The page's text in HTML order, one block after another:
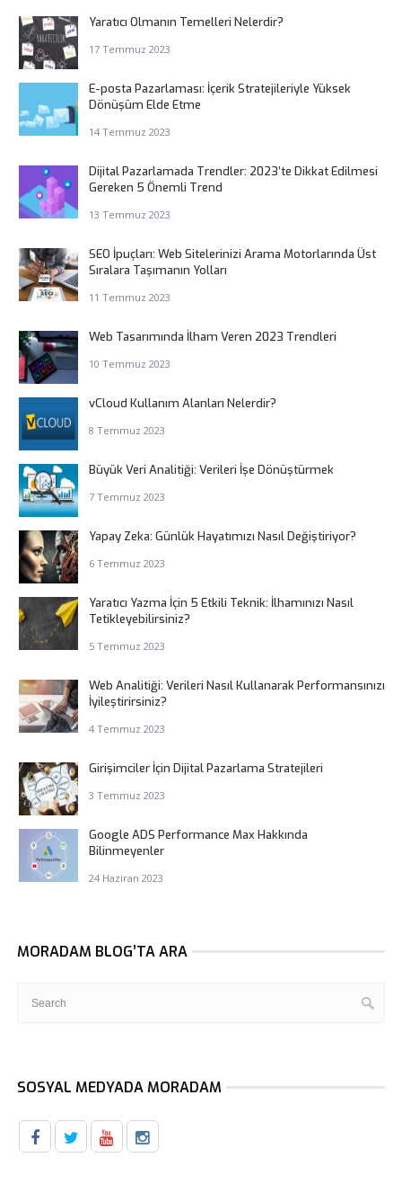
Yaratıcı Olmanın Temelleri Nelerdir?
17 Temmuz 2023
E-posta Pazarlaması: İçerik Stratejileriyle Yüksek
Dönüşüm Elde Etme
14 Temmuz 2023
Dijital Pazarlamada Trendler: 2023’te Dikkat Edilmesi
Gereken 5 Önemli Trend
13 Temmuz 2023
SEO İpuçları: Web Sitelerinizi Arama Motorlarında Üst
Sıralara Taşımanın Yolları
11 Temmuz 2023
Web Tasarımında İlham Veren 2023 Trendleri
10 Temmuz 2023
vCloud Kullanım Alanları Nelerdir?
8 Temmuz 2023
Büyük Veri Analitiği: Verileri İşe Dönüştürmek
7 Temmuz 2023
Yapay Zeka: Günlük Hayatımızı Nasıl Değiştiriyor?
6 Temmuz 2023
Yaratıcı Yazma İçin 5 Etkili Teknik: İlhamınızı Nasıl
Tetikleyebilirsiniz?
5 Temmuz 2023
Web Analitiği: Verileri Nasıl Kullanarak Performansınızı
İyileştirirsiniz?
4 Temmuz 2023
Girişimciler İçin Dijital Pazarlama Stratejileri
3 Temmuz 2023
Google ADS Performance Max Hakkında
Bilinmeyenler
24 Haziran 2023
MORADAM BLOG’TA ARA
SOSYAL MEDYADA MORADAM